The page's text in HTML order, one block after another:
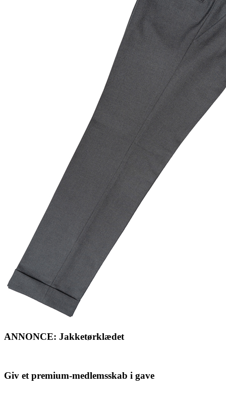
ANNONCE: Jakketørklædet
Giv et premium-medlemsskab i gave